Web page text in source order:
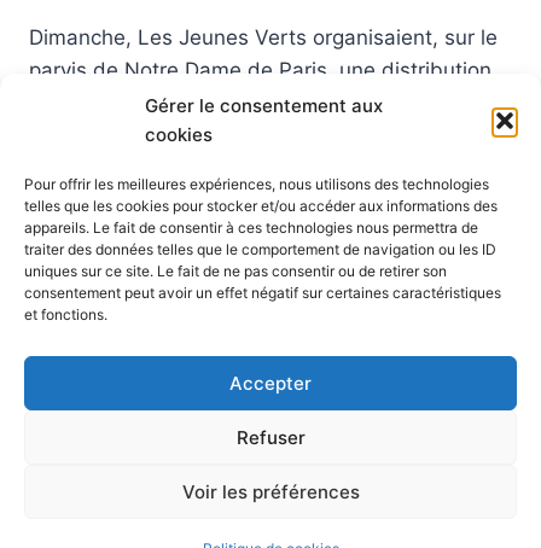
Gérer le consentement aux
cookies
Pour offrir les meilleures expériences, nous utilisons des technologies
telles que les cookies pour stocker et/ou accéder aux informations des
appareils. Le fait de consentir à ces technologies nous permettra de
traiter des données telles que le comportement de navigation ou les ID
uniques sur ce site. Le fait de ne pas consentir ou de retirer son
consentement peut avoir un effet négatif sur certaines caractéristiques
et fonctions.
Accepter
Refuser
Voir les préférences
Dimanche, Les Jeunes Verts organisaient, sur le
parvis de Notre Dame de Paris, une distribution
de préservatifs accompagnés de tracts
expliquant la vérité sur les chiffres de la
récents du pape. Bien qu’utilisant un mode
d’action non-violent, ils ont eu la surprise de
découvrir que leur venue avait…
LIRE LA SUITE
Kadence WP